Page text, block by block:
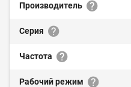
Производитель
Серия
Частота
Рабочий режим